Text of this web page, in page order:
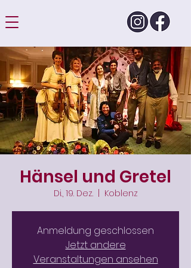
Hänsel und Gretel
Di., 19. Dez.
  |
Koblenz
Anmeldung geschlossen
Jetzt andere
Veranstaltungen ansehen